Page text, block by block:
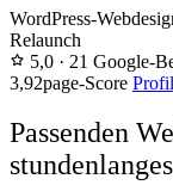
WordPress-
Relaunch
5,0 · 21 Google-
3,92page-Score
Passenden